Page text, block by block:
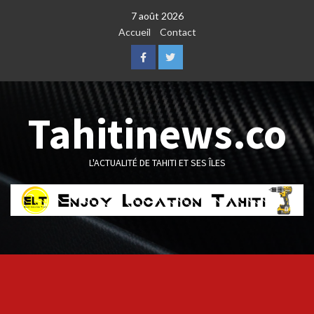
7 août 2026
Accueil
Contact
FacebookTwitter
Tahitinews.co
L'ACTUALITÉ DE TAHITI ET SES ÎLES